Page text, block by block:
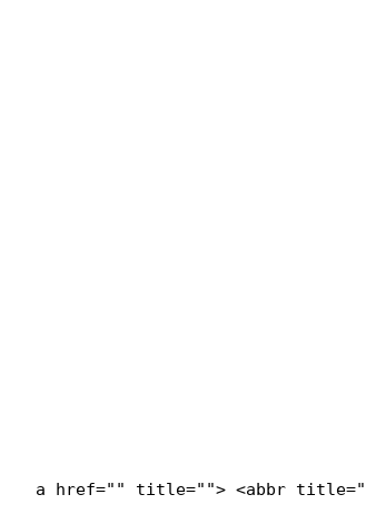
<a href="" title=""> <abbr